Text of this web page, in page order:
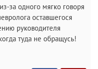
за одного мягко говоря
оставшегося
руководителя
туда не обращусь!